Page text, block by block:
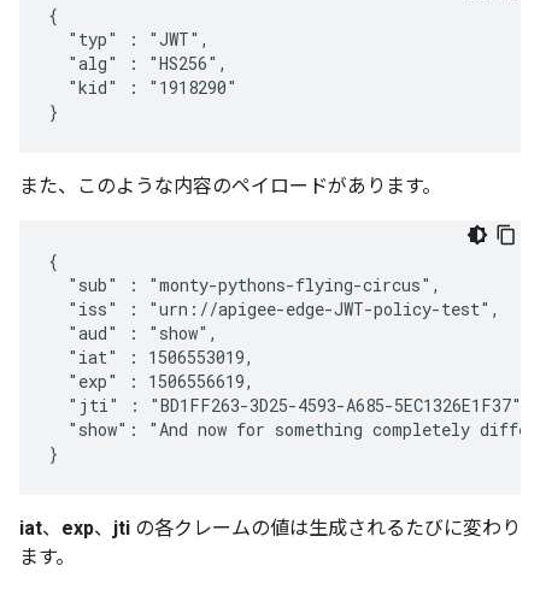
{
  "typ" : "JWT",
  "alg" : "HS256",
  "kid" : "1918290"
}
また、このような内容のペイロードがあります。
{
  "sub" : "monty-pythons-flying-circus",
  "iss" : "urn://apigee-edge-JWT-policy-test",
  "aud" : "show",
  "iat" : 1506553019,
  "exp" : 1506556619,
  "jti" : "BD1FF263-3D25-4593-A685-5EC1326E1F37",
"show": "And now for something completely
}
iat、 exp、 jti の各クレームの値は生成されるたびに変わり
ます。